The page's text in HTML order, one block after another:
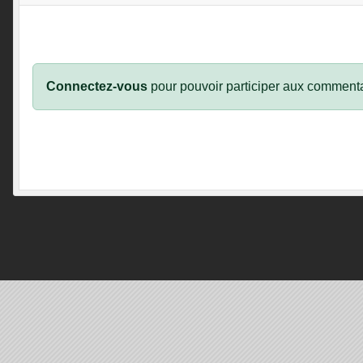
Connectez-vous pour pouvoir participer aux